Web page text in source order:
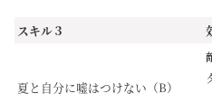
スキル３
夏と自分に嘘はつけない（B）